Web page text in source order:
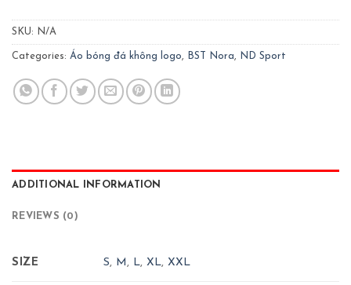
SKU: N/A
Categories: Áo bóng đá không logo, BST Nora, ND Sport
ADDITIONAL INFORMATION
REVIEWS (0)
SIZE S, M, L,XL,XXL